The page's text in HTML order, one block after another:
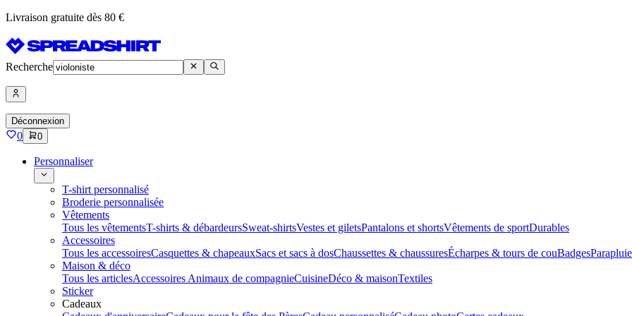
Livraison gratuite dès 80 €
Recherche
Déconnexion
0 0
Personnaliser
T-shirt personnalisé
Broderie personnalisée
Vêtements
Tous les vêtementsT-shirts & débardeursSweat-shirtsVestes et giletsPantalons et shortsVêtements de sportDurables
Accessoires
Tous les accessoiresCasquettes & chapeauxSacs et sacs à dosChaussettes & chaussuresÉcharpes & tours de couBadges
Maison & déco
Tous les articlesAccessoires Animaux de compagnieCuisineDéco & maisonTextiles
Sticker
Cadeaux